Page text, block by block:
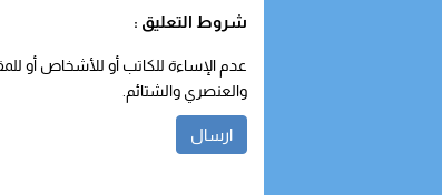
شروط التعليق :
عدم الإساءة للكاتب أو للأشخاص أو
والعنصري والشتائم.